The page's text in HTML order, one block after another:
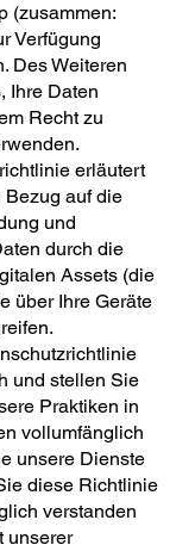
(zusammen:
Verfügung
Des Weiteren
Ihre Daten
Recht zu
erläutert
Bezug auf die
und
durch die
Assets (die
über Ihre Geräte
und stellen Sie
Praktiken in
vollumfänglich
unsere Dienste
diese Richtlinie
verstanden
unserer